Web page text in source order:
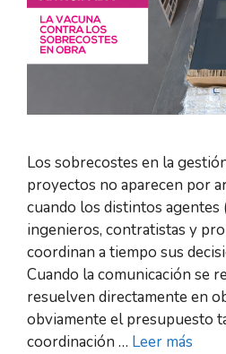
Los sobrecostes en la
proyectos no aparecen por
cuando los distintos agentes
ingenieros, contratistas y
coordinan a tiempo sus
Cuando la comunicación se
resuelven directamente en
obviamente el presupuesto
coordinación … Leer más